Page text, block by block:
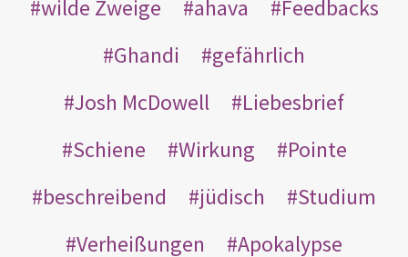
wilde Zweige
ahava
Feedbacks
Ghandi
gefährlich
Josh McDowell
Liebesbrief
Schiene
Wirkung
Pointe
beschreibend
jüdisch
Studium
Verheißungen
Apokalypse